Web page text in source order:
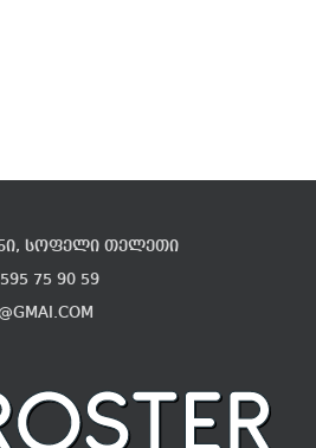
სოფელი თელეთი
75 90 59